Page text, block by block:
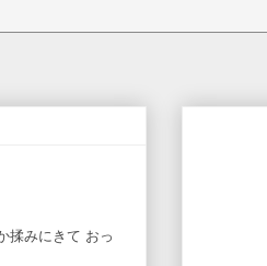
揉みにきて おっ